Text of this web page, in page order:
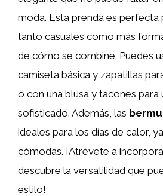
moda. Esta prenda es perfecta
tanto casuales como más
de cómo se combine. Puedes
camiseta básica y zapatillas
o con una blusa y tacones para
sofisticado. Además, las
ideales para los días de calor,
cómodas. ¡Atrévete a
descubre la versatilidad que
estilo!